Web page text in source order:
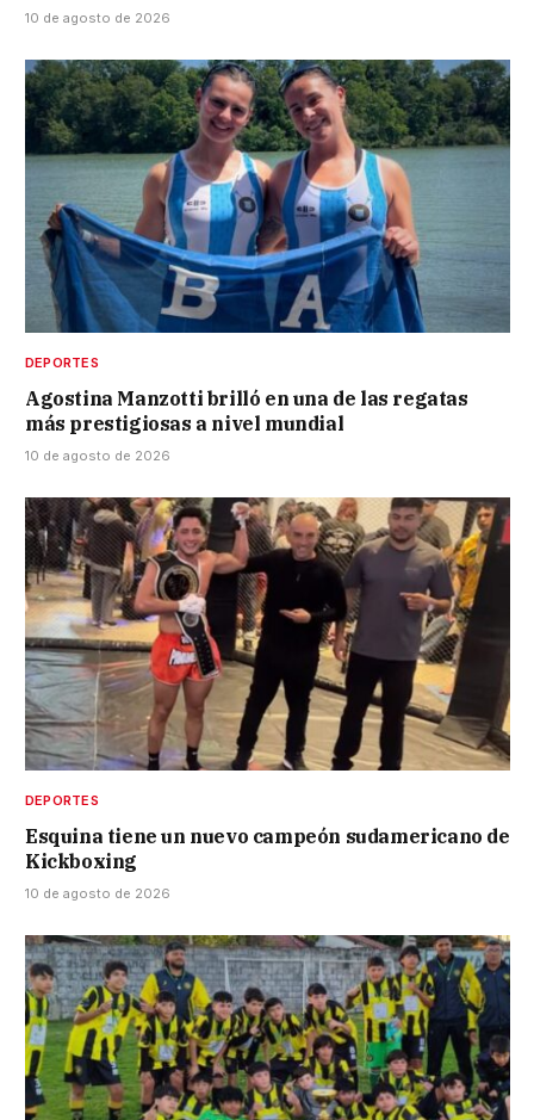
10 de agosto de 2026
DEPORTES
Agostina Manzotti brilló en una de las regatas
más prestigiosas a nivel mundial
10 de agosto de 2026
DEPORTES
Esquina tiene un nuevo campeón sudamericano de
Kickboxing
10 de agosto de 2026